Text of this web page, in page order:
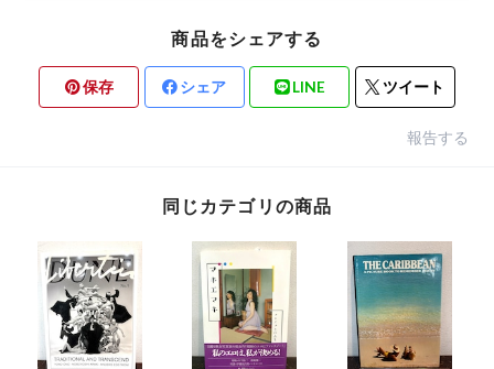
商品をシェアする
保存 シェア LINE ツイート
報告する
同じカテゴリの商品